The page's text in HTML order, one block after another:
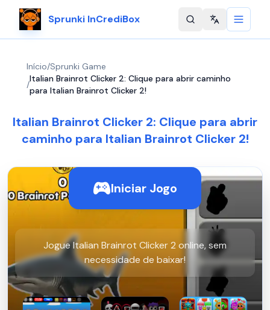
Sprunki InCrediBox Change
Início/Sprunki Game
/
Italian Brainrot Clicker 2: Clique para abrir caminho
para Italian Brainrot Clicker 2!
Italian Brainrot Clicker 2: Clique para abrir
caminho para Italian Brainrot Clicker 2!
Iniciar Jogo
Jogue Italian Brainrot Clicker 2 online, sem
necessidade de baixar!